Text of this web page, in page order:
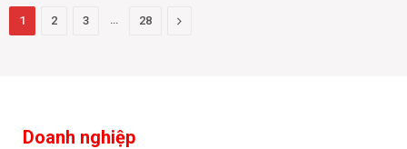
1 2 3 28 Next
Doanh nghiệp